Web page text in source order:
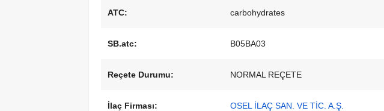
ATC: carbohydrates
SB.atc: B05BA03
Reçete Durumu: NORMAL REÇETE
İlaç Firması: OSEL İLAÇ SAN. VE TİC. A.Ş.